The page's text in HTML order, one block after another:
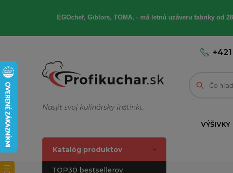
EGOchef, Giblors, TOMA, - má letnú uzáveru fabriky od
Nasýť svoj kulinársky inštinkt.
VÝŠIVKY
Katalóg produktov
TOP30 bestsellerov